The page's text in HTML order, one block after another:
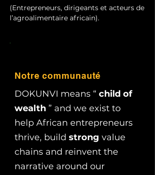
(Entrepreneurs, dirigeants et acteurs de
l’agroalimentaire africain).
Notre communauté
DOKUNVI means “ child of
wealth ” and we exist to
help African entrepreneurs
thrive, build strong value
chains and reinvent the
narrative around our